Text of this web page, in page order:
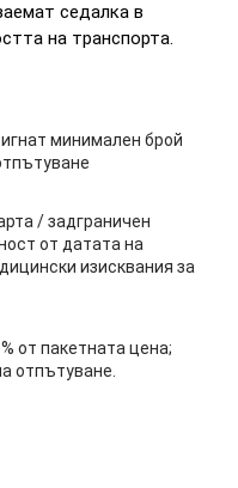
седалка в
на транспорта.
минимален брой
/ задграничен
от датата на
изисквания за
от пакетната цена;
отпътуване.